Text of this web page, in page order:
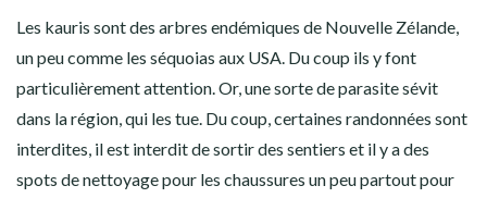
Une fois sortis de ça, nous voilà devant le grillage du site.
Fermé à clé!! Heureusement, la seule barre de réseau que
j’avais m’a permis de récupérer le numéro des propriétaires. Le
temps de prendre notre petit déjeuner il est arrivé pour nous
ouvrir!